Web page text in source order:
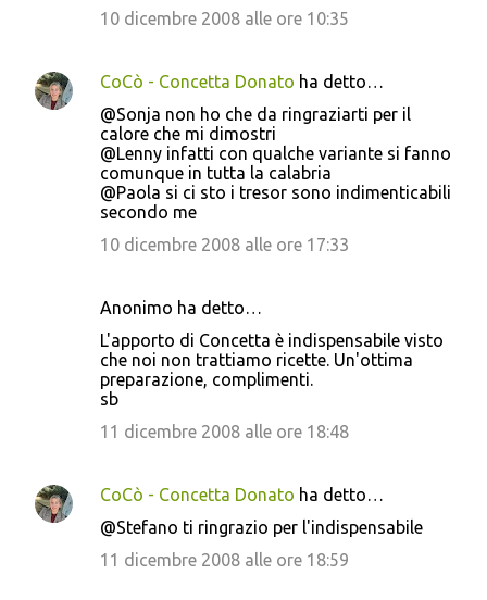
10 dicembre 2008 alle ore 10:35
CoCò - Concetta Donato ha detto…
@Sonja non ho che da ringraziarti per il
calore che mi dimostri
@Lenny infatti con qualche variante si fanno
comunque in tutta la calabria
@Paola si ci sto i tresor sono indimenticabili
secondo me
10 dicembre 2008 alle ore 17:33
Anonimo ha detto…
L'apporto di Concetta è indispensabile visto
che noi non trattiamo ricette. Un'ottima
preparazione, complimenti.
sb
11 dicembre 2008 alle ore 18:48
CoCò - Concetta Donato ha detto…
@Stefano ti ringrazio per l'indispensabile
11 dicembre 2008 alle ore 18:59